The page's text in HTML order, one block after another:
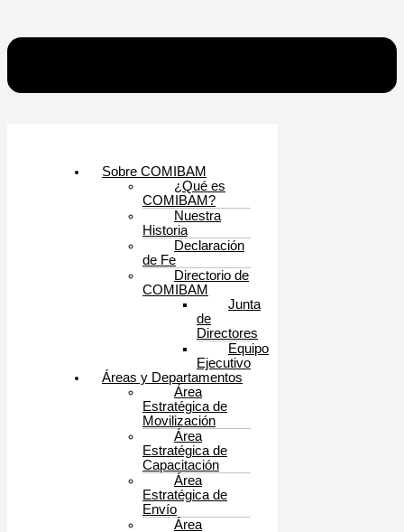
Sobre COMIBAM
¿Qué es
COMIBAM?
Nuestra
Historia
Declaración
de Fe
Directorio de
COMIBAM
Junta
de
Directores
Equipo
Ejecutivo
Áreas y Departamentos
Área
Estratégica de
Movilización
Área
Estratégica de
Capacitación
Área
Estratégica de
Envío
Área